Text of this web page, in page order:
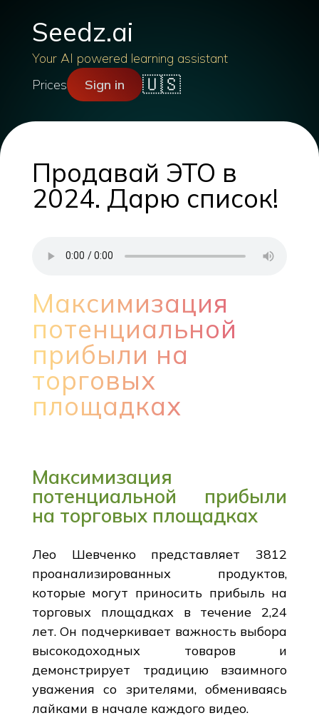
Seedz.ai
Your AI powered learning assistant
Prices
Sign in 🇺🇸
Продавай ЭТО в
2024. Дарю список!
Максимизация
потенциальной
прибыли на
торговых
площадках
Максимизация
потенциальной прибыли
на торговых площадках
Лео Шевченко представляет 3812
проанализированных продуктов,
которые могут приносить прибыль на
торговых площадках в течение 2,24
лет. Он подчеркивает важность выбора
высокодоходных товаров и
демонстрирует традицию взаимного
уважения со зрителями, обмениваясь
лайками в начале каждого видео.